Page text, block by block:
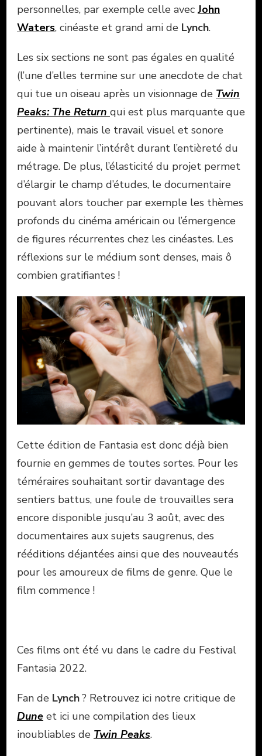
personnelles, par exemple celle avec John
Waters, cinéaste et grand ami de Lynch.
Les six sections ne sont pas égales en qualité
(l’une d’elles termine sur une anecdote de chat
qui tue un oiseau après un visionnage de Twin
Peaks: The Return qui est plus marquante que
pertinente), mais le travail visuel et sonore
aide à maintenir l’intérêt durant l’entièreté du
métrage. De plus, l’élasticité du projet permet
d’élargir le champ d’études, le documentaire
pouvant alors toucher par exemple les thèmes
profonds du cinéma américain ou l’émergence
de figures récurrentes chez les cinéastes. Les
réflexions sur le médium sont denses, mais ô
combien gratifiantes !
Cette édition de Fantasia est donc déjà bien
fournie en gemmes de toutes sortes. Pour les
téméraires souhaitant sortir davantage des
sentiers battus, une foule de trouvailles sera
encore disponible jusqu’au 3 août, avec des
documentaires aux sujets saugrenus, des
rééditions déjantées ainsi que des nouveautés
pour les amoureux de films de genre. Que le
film commence !
Ces films ont été vu dans le cadre du Festival
Fantasia 2022.
Fan de Lynch? Retrouvez ici notre critique de
Dune et ici une compilation des lieux
inoubliables de Twin Peaks.